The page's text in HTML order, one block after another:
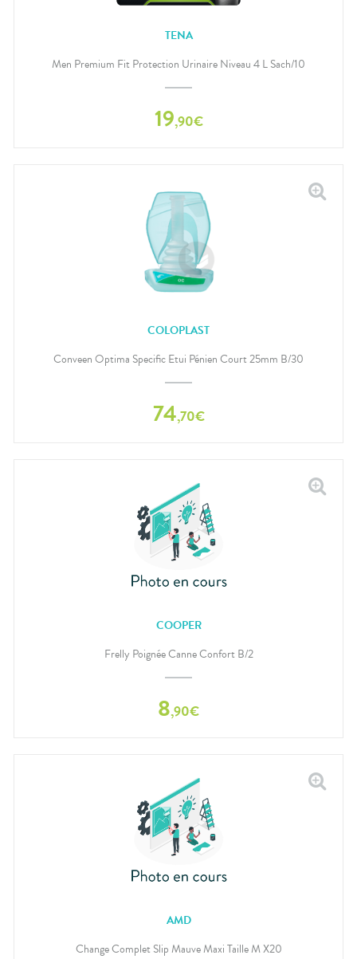
TENA
Men Premium Fit Protection Urinaire Niveau 4 L Sach/10
19,90€
COLOPLAST
Conveen Optima Specific Etui Pénien Court 25mm B/30
74,70€
COOPER
Frelly Poignée Canne Confort B/2
8,90€
AMD
Change Complet Slip Mauve Maxi Taille M X20